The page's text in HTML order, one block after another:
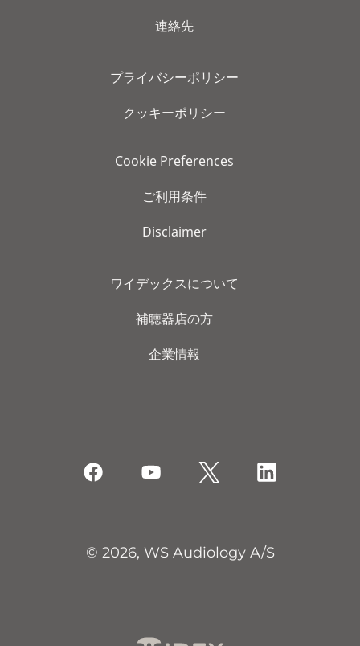
連絡先
プライバシーポリシー
クッキーポリシー
Cookie Preferences
ご利用条件
Disclaimer
ワイデックスについて
補聴器店の方
企業情報
© 2026, WS Audiology A/S